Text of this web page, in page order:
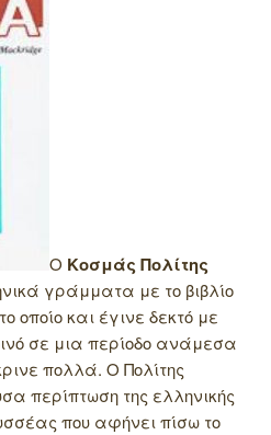
Ο Κοσμάς Πολίτης
γράμματα με το βιβλίο
οποίο και έγινε δεκτό με
σε μια περίοδο ανάμεσα
πολλά. Ο Πολίτης
περίπτωση της ελληνικής
που αφήνει πίσω το